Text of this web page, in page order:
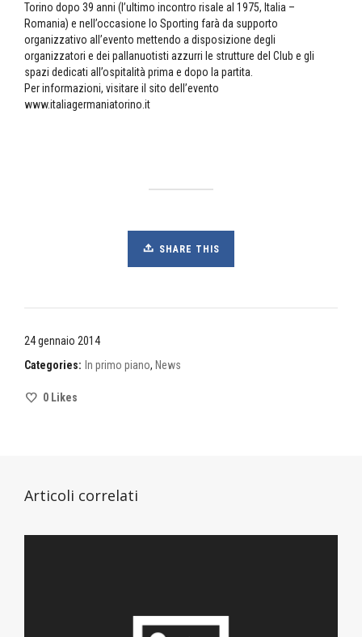
Torino dopo 39 anni (l’ultimo incontro risale al 1975, Italia –
Romania) e nell’occasione lo Sporting farà da supporto
organizzativo all’evento mettendo a disposizione degli
organizzatori e dei pallanuotisti azzurri le strutture del Club e gli
spazi dedicati all’ospitalità prima e dopo la partita.
Per informazioni, visitare il sito dell’evento
www.italiagermaniatorino.it
SHARE THIS
24 gennaio 2014
Categories: In primo piano, News
0 Likes
Articoli correlati